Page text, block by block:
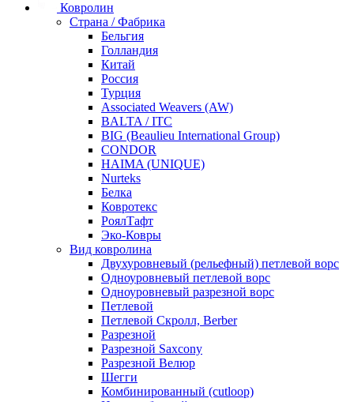
Ковролин
Страна / Фабрика
Бельгия
Голландия
Китай
Россия
Турция
Associated Weavers (AW)
BALTA / ITC
BIG (Beaulieu International Group)
CONDOR
HAIMA (UNIQUE)
Nurteks
Белка
Ковротекс
РоялТафт
Эко-Ковры
Вид ковролина
Двухуровневый (рельефный) петлевой ворс
Одноуровневый петлевой ворс
Одноуровневый разрезной ворс
Петлевой
Петлевой Скролл, Berber
Разрезной
Разрезной Saxcony
Разрезной Велюр
Шегги
Комбинированный (cutloop)